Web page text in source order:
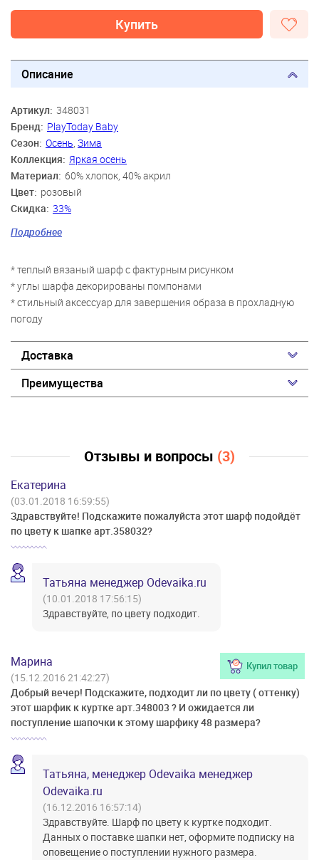
Купить
Описание
Артикул: 348031
Бренд: PlayToday Baby
Сезон: Осень, Зима
Коллекция: Яркая осень
Материал: 60% хлопок, 40% акрил
Цвет: розовый
Скидка: 33%
Девочки
Возраст: 12-14 мес.
Подробнее
* теплый вязаный шарф с фактурным рисунком
* углы шарфа декорированы помпонами
* стильный аксессуар для завершения образа в прохладную
погоду
Доставка
Преимущества
Отзывы и вопросы (3)
Екатерина
(03.01.2018 16:59:55)
Здравствуйте! Подскажите пожалуйста этот шарф подойдёт
по цвету к шапке арт.358032?
Татьяна менеджер Odevaika.ru
(10.01.2018 17:56:15)
Здравствуйте, по цвету подходит.
Марина Купил товар
(15.12.2016 21:42:27)
Добрый вечер! Подскажите, подходит ли по цвету ( оттенку)
этот шарфик к куртке арт.348003 ? И ожидается ли
поступление шапочки к этому шарфику 48 размера?
Татьяна, менеджер Odevaika менеджер
Odevaika.ru
(16.12.2016 16:57:14)
Здравствуйте. Шарф по цвету к куртке подходит.
Данных о поставке шапки нет, оформите подписку на
оповещение о поступлении нужного размера.